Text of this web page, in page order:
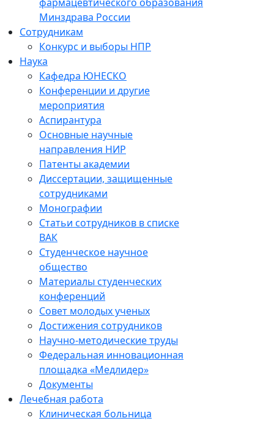
Минздрава России
Сотрудникам
Конкурс и выборы НПР
Наука
Кафедра ЮНЕСКО
Конференции и другие
мероприятия
Аспирантура
Основные научные
направления НИР
Патенты академии
Диссертации, защищенные
сотрудниками
Монографии
Статьи сотрудников в списке
ВАК
Студенческое научное
общество
Материалы студенческих
конференций
Совет молодых ученых
Достижения сотрудников
Научно-методические труды
Федеральная инновационная
площадка «Медлидер»
Документы
Лечебная работа
Клиническая больница